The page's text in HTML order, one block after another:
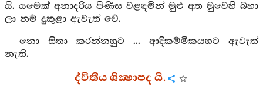
යි. යමෙක් අනාදරිය පිණිස වළඳමින් මුළු අත මුවෙහි බහා
ලා නම් දුකුළා ඇවැත් වේ.
නො සිතා කරන්නහුට ... ආදිකම්මිකයහට ඇවැත්
නැති.
ද්විතීය ශික්‍ෂාපද යි.